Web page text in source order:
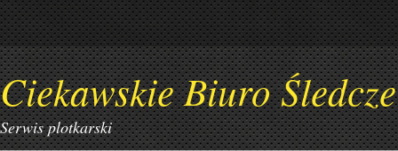
Ciekawskie Biuro Śledcze
Serwis plotkarski